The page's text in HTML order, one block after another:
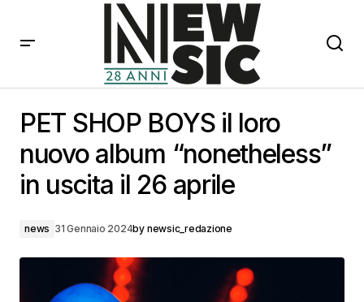
uscita il 26 aprile
PET SHOP BOYS il loro
nuovo album “nonetheless”
in uscita il 26 aprile
news 31 Gennaio 2024by newsic_redazione